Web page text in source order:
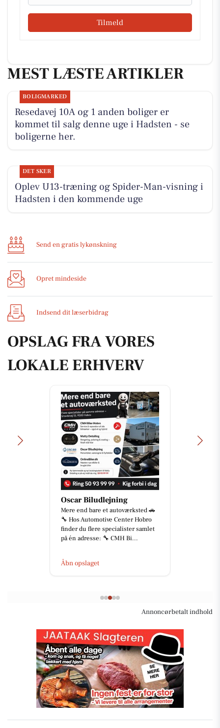
Tilmeld
MEST LÆSTE ARTIKLER
BOLIGMARKED
Resedavej 10A og 1 anden boliger er
kommet til salg denne uge i Hadsten - se
boligerne her.
DET SKER
Oplev U13-træning og Spider-Man-visning i
Hadsten i den kommende uge
Send en gratis lykønskning
Opret mindeside
Indsend dit læserbidrag
OPSLAG FRA VORES
LOKALE ERHVERV
Oscar Biludlejning
Mere end bare et autoværksted 🚗
🔧 Hos Automotive Center Hobro
finder du flere specialister samlet
på én adresse: 🔧 CMH Bi...
Åbn opslaget
Annoncørbetalt indhold